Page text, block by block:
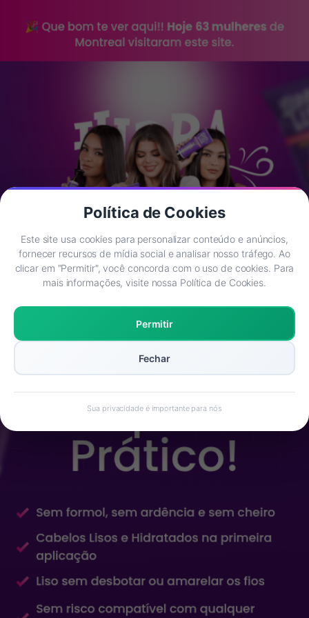
Política de Cookies
Este site usa cookies para personalizar conteúdo e anúncios,
fornecer recursos de mídia social e analisar nosso tráfego. Ao
clicar em "Permitir", você concorda com o uso de cookies. Para
mais informações, visite nossa Política de Cookies.
Permitir
Fechar
Sua privacidade é importante para nós